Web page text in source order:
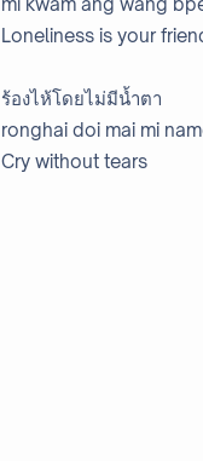
mi kwam ang wang
Loneliness is your
ร้องไห้โดยไม่มีน้ำตา
ronghai doi mai mi
Cry without tears